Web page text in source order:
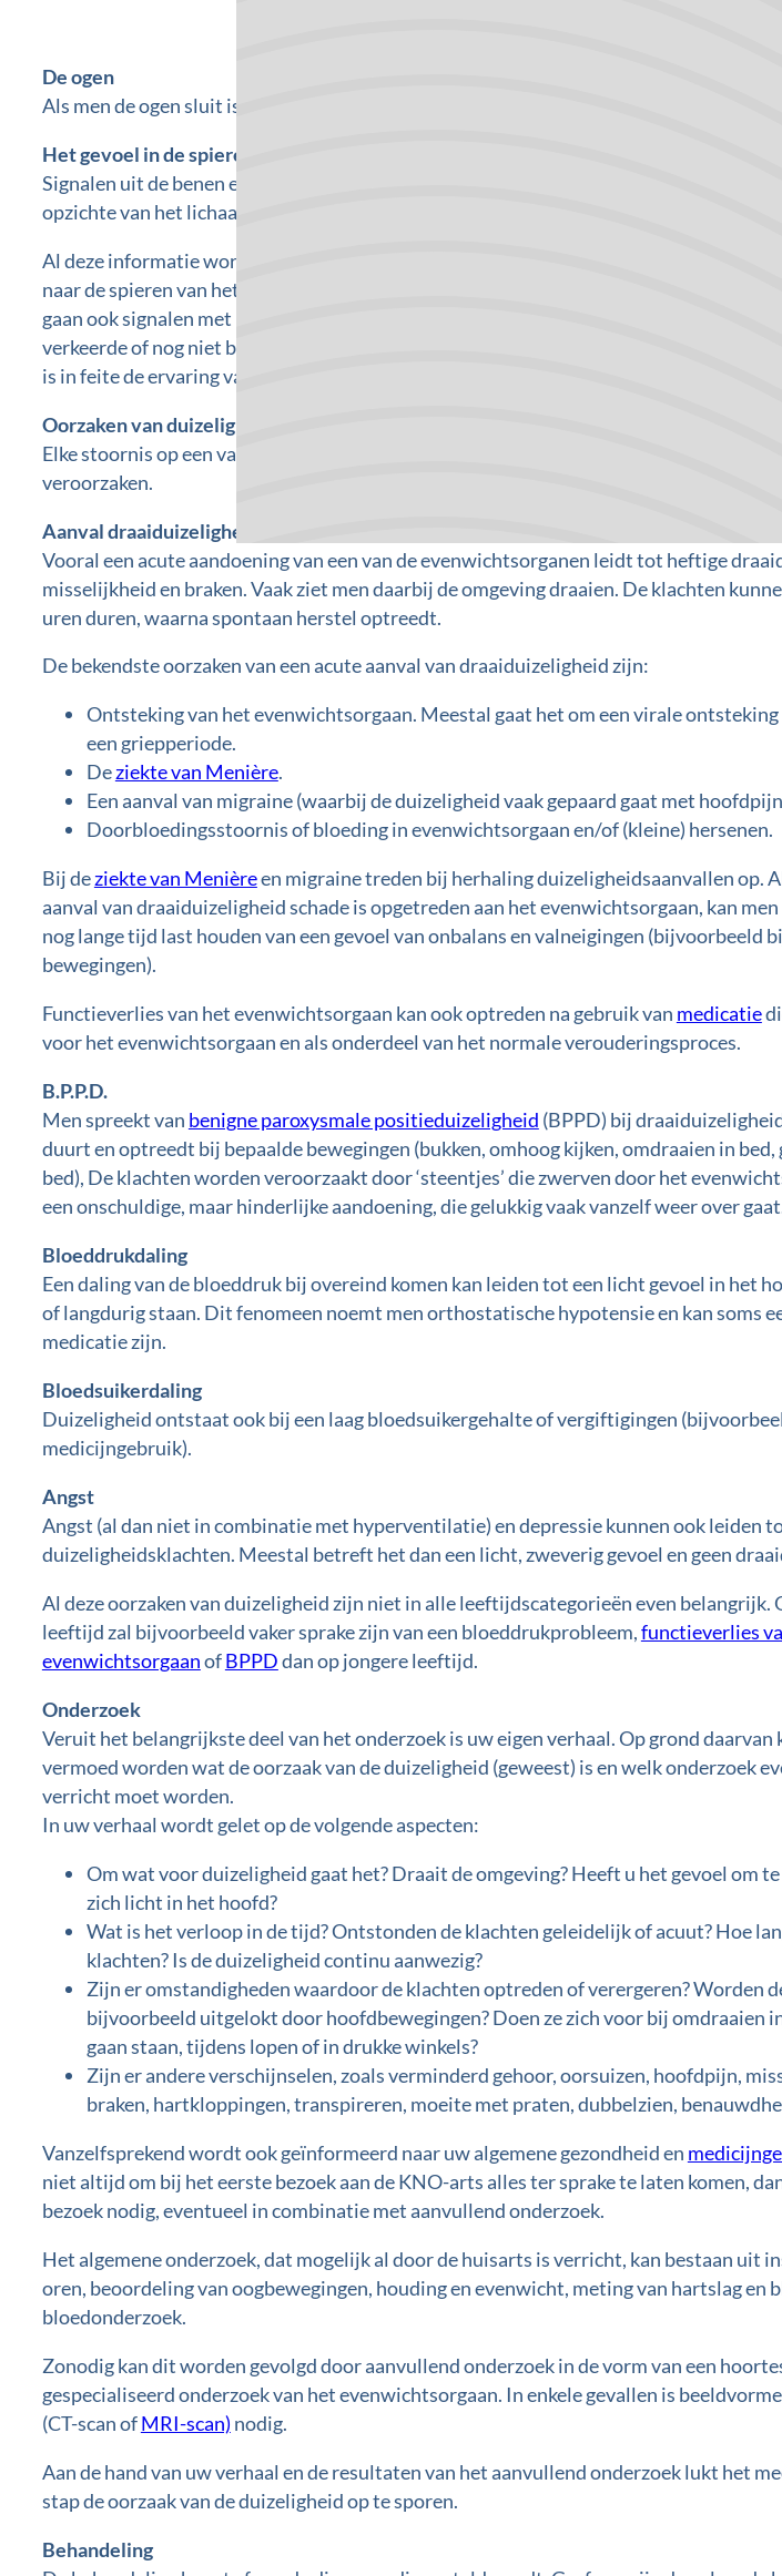
De ogen
Als men de ogen sluit is lopen of stilstaan moeilijker.
Het gevoel in de spieren en pezen
Signalen uit de benen en de nek geven informatie over de stand van het lichaam en van
opzichte van het lichaam.
Al deze informatie wordt verwerkt in de hersenstam en de kleine hersenen. Van daaruit
naar de spieren van het lichaam, zodat iemand zijn houding kan aanpassen en zijn
gaan ook signalen met informatie naar de grote hersenen waar het bewustzijn zetelt.
verkeerde of nog niet bekende signalen binnenkomen, ontstaat het gevoel van
is in feite de ervaring van een gevoel dat op zichzelf niet gemeten kan
Oorzaken van duizeligheid
Elke stoornis op een van de plaatsen in het hele systeem kan duizeligheid en/of
veroorzaken.
Aanval draaiduizeligheid
Vooral een acute aandoening van een van de evenwichtsorganen leidt tot heftige
misselijkheid en braken. Vaak ziet men daarbij de omgeving draaien. De klachten
uren duren, waarna spontaan herstel optreedt.
De bekendste oorzaken van een acute aanval van draaiduizeligheid zijn:
Ontsteking van het evenwichtsorgaan. Meestal gaat het om een virale
een griepperiode.
Deziekte van Menière.
Een aanval van migraine (waarbij de duizeligheid vaak gepaard gaat met
Doorbloedingsstoornis of bloeding in evenwichtsorgaan en/of (kleine) hersenen.
Bij deziekte van Menièreen migraine treden bij herhaling duizeligheidsaanvallen op.
aanval van draaiduizeligheid schade is opgetreden aan het evenwichtsorgaan, kan men
nog lange tijd last houden van een gevoel van onbalans en valneigingen (bijvoorbeeld
bewegingen).
Functieverlies van het evenwichtsorgaan kan ook optreden na gebruik van medicatie
voor het evenwichtsorgaan en als onderdeel van het normale verouderingsproces.
B.P.P.D.
Men spreekt van benigne paroxysmale positieduizeligheid (BPPD) bij
duurt en optreedt bij bepaalde bewegingen (bukken, omhoog kijken, omdraaien in bed,
bed), De klachten worden veroorzaakt door ‘steentjes’ die zwerven door het
een onschuldige, maar hinderlijke aandoening, die gelukkig vaak vanzelf weer over
Bloeddrukdaling
Een daling van de bloeddruk bij overeind komen kan leiden tot een licht gevoel in het
of langdurig staan. Dit fenomeen noemt men orthostatische hypotensie en kan soms
medicatie zijn.
Bloedsuikerdaling
Duizeligheid ontstaat ook bij een laag bloedsuikergehalte of vergiftigingen
medicijngebruik).
Angst
Angst (al dan niet in combinatie met hyperventilatie) en depressie kunnen ook leiden
duizeligheidsklachten. Meestal betreft het dan een licht, zweverig gevoel en geen
Al deze oorzaken van duizeligheid zijn niet in alle leeftijdscategorieën even belangrijk.
leeftijd zal bijvoorbeeld vaker sprake zijn van een bloeddrukprobleem,functieverlies
evenwichtsorgaanofBPPDdan op jongere leeftijd.
Onderzoek
Veruit het belangrijkste deel van het onderzoek is uw eigen verhaal. Op grond daarvan
vermoed worden wat de oorzaak van de duizeligheid (geweest) is en welk onderzoek
verricht moet worden.
In uw verhaal wordt gelet op de volgende aspecten:
Om wat voor duizeligheid gaat het? Draait de omgeving? Heeft u het gevoel om
zich licht in het hoofd?
Wat is het verloop in de tijd? Ontstonden de klachten geleidelijk of acuut? Hoe
klachten? Is de duizeligheid continu aanwezig?
Zijn er omstandigheden waardoor de klachten optreden of verergeren? Worden
bijvoorbeeld uitgelokt door hoofdbewegingen? Doen ze zich voor bij omdraaien
gaan staan, tijdens lopen of in drukke winkels?
Zijn er andere verschijnselen, zoals verminderd gehoor, oorsuizen, hoofdpijn,
braken, hartkloppingen, transpireren, moeite met praten, dubbelzien,
Vanzelfsprekend wordt ook geïnformeerd naar uw algemene gezondheid en
niet altijd om bij het eerste bezoek aan de KNO-arts alles ter sprake te laten komen,
bezoek nodig, eventueel in combinatie met aanvullend onderzoek.
Het algemene onderzoek, dat mogelijk al door de huisarts is verricht, kan bestaan uit
oren, beoordeling van oogbewegingen, houding en evenwicht, meting van hartslag en
bloedonderzoek.
Zonodig kan dit worden gevolgd door aanvullend onderzoek in de vorm van een
gespecialiseerd onderzoek van het evenwichtsorgaan. In enkele gevallen is
(CT-scan ofMRI-scan) nodig.
Aan de hand van uw verhaal en de resultaten van het aanvullend onderzoek lukt het
stap de oorzaak van de duizeligheid op tesporen.
Behandeling